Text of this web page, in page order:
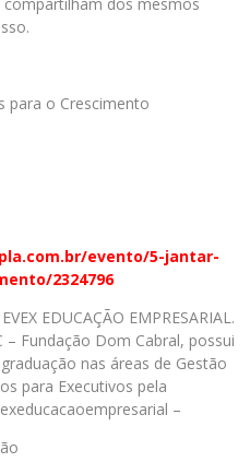
para o Crescimento
evento/5-jantar-
2324796
EDUCAÇÃO EMPRESARIAL.
Fundação Dom Cabral, possui
nas áreas de Gestão
para Executivos pela
–